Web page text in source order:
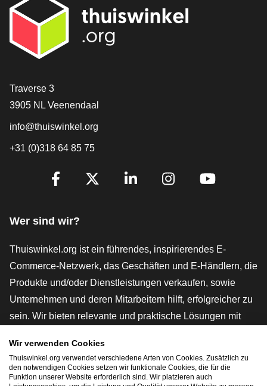
[_General:Contact]
Traverse 3
3905 NL Veenendaal
info@thuiswinkel.org
+31 (0)318 64 85 75
[_General:SocialMediaTitle]
Wer sind wir?
Thuiswinkel.org ist ein führendes, inspirierendes E-
Commerce-Netzwerk, das Geschäften und E-Händlern, die
Produkte und/oder Dienstleistungen verkaufen, sowie
Unternehmen und deren Mitarbeitern hilft, erfolgreicher zu
sein. Wir bieten relevante und praktische Lösungen mit
rechtlichen Instrumenten und Beratung,
Interessenvertretung, Marktforschung und verfügen über
eine eigene Bildungsplattform, die Thuiswinkel e-
Wir verwenden Cookies
Thuiswinkel.org verwendet verschiedene Arten von Cookies. Zusätzlich zu
den notwendigen Cookies setzen wir funktionale Cookies, die für die
Funktion unserer Website erforderlich sind. Wir platzieren auch